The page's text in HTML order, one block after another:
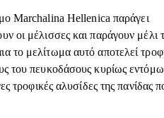
Marchalina Hellenica παράγει
οι μέλισσες και παράγουν μέλι
το μελίτωμα αυτό αποτελεί
του πευκοδάσους κυρίως
τροφικές αλυσίδες της πανίδας